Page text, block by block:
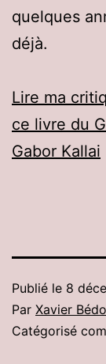
quelques
déjà.
Lire ma
ce livre du
Gabor Kallai
Publié le 8
Par Xavier
Catégorisé